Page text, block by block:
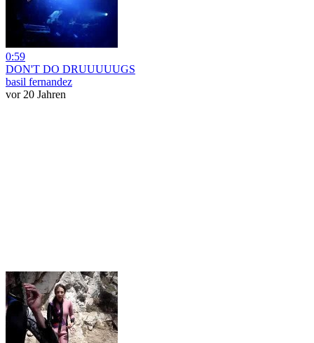
0:59
DON'T DO DRUUUUUGS
basil fernandez
vor 20 Jahren